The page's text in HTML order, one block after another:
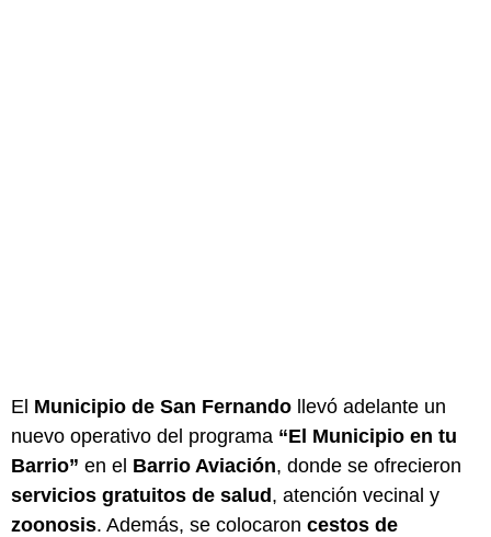
El Municipio de San Fernando llevó adelante un
nuevo operativo del programa “El Municipio en tu
Barrio” en el Barrio Aviación, donde se ofrecieron
servicios gratuitos de salud, atención vecinal y
zoonosis. Además, se colocaron cestos de